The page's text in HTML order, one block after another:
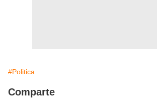
#Politica
Comparte